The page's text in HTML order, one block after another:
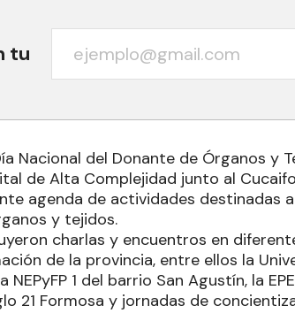
tu
Nacional del Donante de Órganos y
de Alta Complejidad junto al
agenda de actividades destinadas
y tejidos.
charlas y encuentros en
de la provincia, entre ellos la
NEPyFP 1 del barrio San Agustín, la
21 Formosa y jornadas de